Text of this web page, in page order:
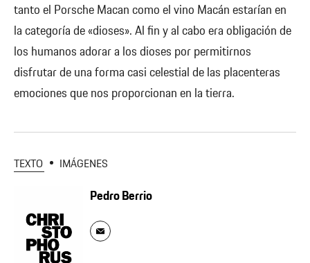
tanto el Porsche Macan como el vino Macán estarían en
la categoría de «dioses». Al fin y al cabo era obligación de
los humanos adorar a los dioses por permitirnos
disfrutar de una forma casi celestial de las placenteras
emociones que nos proporcionan en la tierra.
TEXTO IMÁGENES
Pedro Berrio